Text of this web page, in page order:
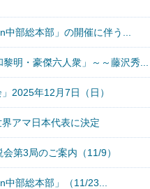
中部総本部」の開催に伴う...
明・豪傑六人衆」～～藤沢秀...
2025年12月7日（日）
界アマ日本代表に決定
第3局のご案内（11/9）
中部総本部」（11/23...